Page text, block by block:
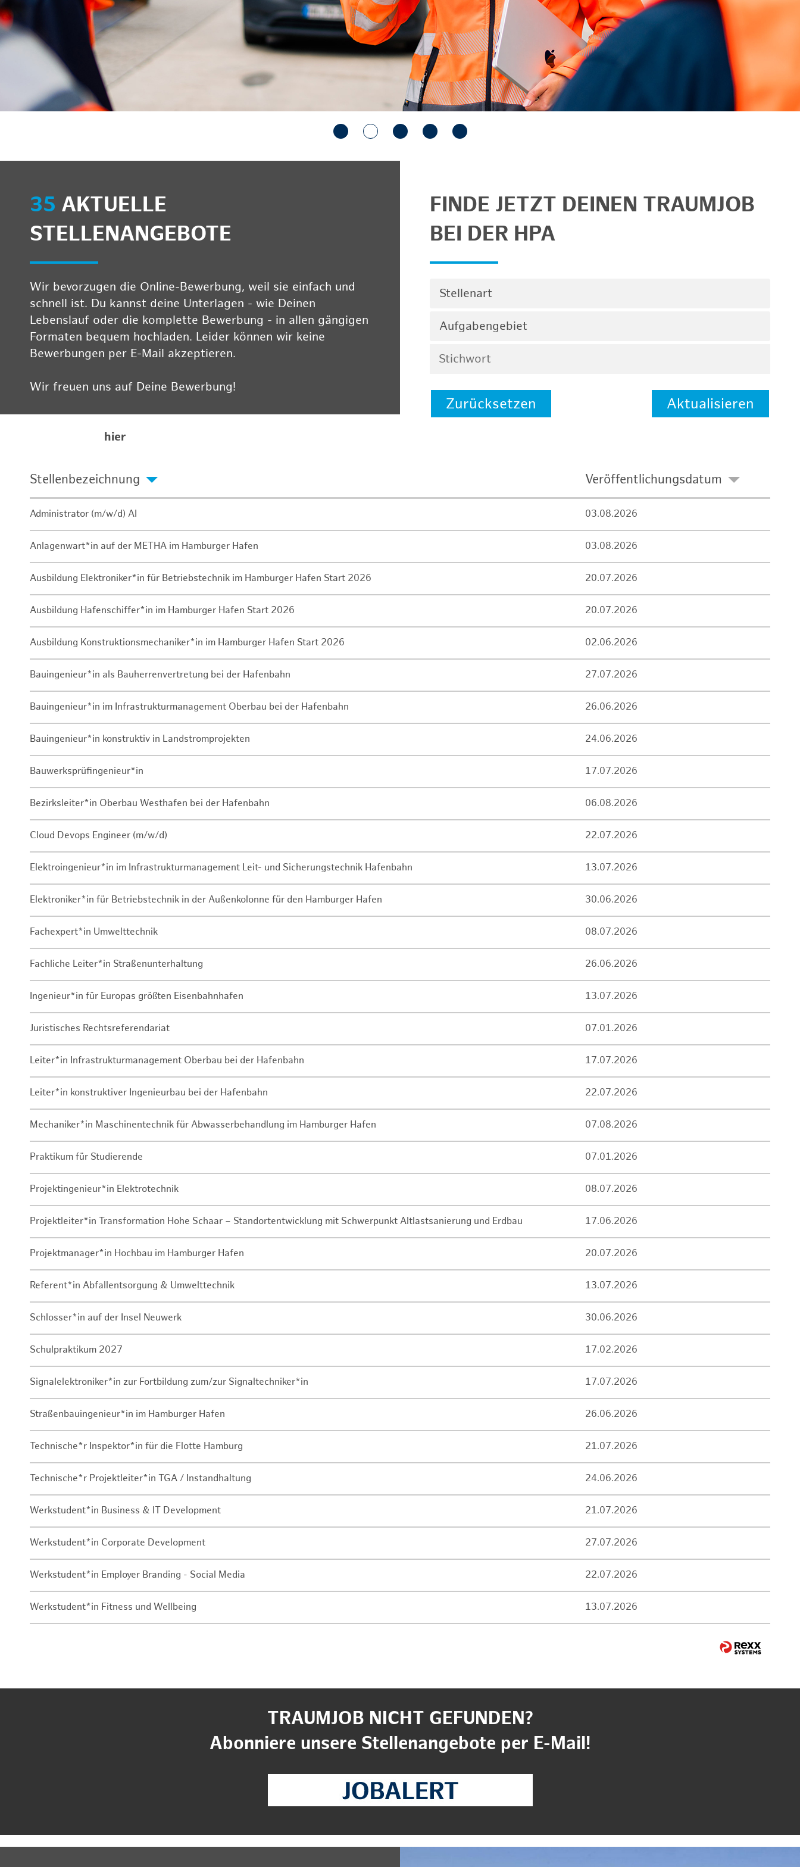
anzeigen/schließen
35 AKTUELLE
STELLENANGEBOTE
Wir bevorzugen die Online-Bewerbung, weil sie einfach und
schnell ist. Du kannst deine Unterlagen - wie Deinen
Lebenslauf oder die komplette Bewerbung - in allen gängigen
Formaten bequem hochladen. Leider können wir keine
Bewerbungen per E-Mail akzeptieren.
Wir freuen uns auf Deine Bewerbung!
hier
FINDE JETZT DEINEN TRAUMJOB
BEI DER HPA
Stellenart
Aufgabengebiet
Zurücksetzen Aktualisieren
Stellenbezeichnung Veröffentlichungsdatum
Administrator (m/w/d) AI 03.08.2026
Anlagenwart*in auf der METHA im Hamburger Hafen 03.08.2026
Ausbildung Elektroniker*in für Betriebstechnik im Hamburger Hafen Start 2026 20.07.2026
Ausbildung Hafenschiffer*in im Hamburger Hafen Start 2026 20.07.2026
Ausbildung Konstruktionsmechaniker*in im Hamburger Hafen Start 2026 02.06.2026
Bauingenieur*in als Bauherrenvertretung bei der Hafenbahn 27.07.2026
Bauingenieur*in im Infrastrukturmanagement Oberbau bei der Hafenbahn 26.06.2026
Bauingenieur*in konstruktiv in Landstromprojekten 24.06.2026
Bauwerksprüfingenieur*in 17.07.2026
Bezirksleiter*in Oberbau Westhafen bei der Hafenbahn 06.08.2026
Cloud Devops Engineer (m/w/d) 22.07.2026
Elektroingenieur*in im Infrastrukturmanagement Leit- und Sicherungstechnik Hafenbahn 13.07.2026
Elektroniker*in für Betriebstechnik in der Außenkolonne für den Hamburger Hafen 30.06.2026
Fachexpert*in Umwelttechnik 08.07.2026
Fachliche Leiter*in Straßenunterhaltung 26.06.2026
Ingenieur*in für Europas größten Eisenbahnhafen 13.07.2026
Juristisches Rechtsreferendariat 07.01.2026
Leiter*in Infrastrukturmanagement Oberbau bei der Hafenbahn 17.07.2026
Leiter*in konstruktiver Ingenieurbau bei der Hafenbahn 22.07.2026
Mechaniker*in Maschinentechnik für Abwasserbehandlung im Hamburger Hafen 07.08.2026
Praktikum für Studierende 07.01.2026
Projektingenieur*in Elektrotechnik 08.07.2026
Projektleiter*in Transformation Hohe Schaar – Standortentwicklung mit Schwerpunkt Altlastsanierung und Erdbau 17.06.2026
Projektmanager*in Hochbau im Hamburger Hafen 20.07.2026
Referent*in Abfallentsorgung & Umwelttechnik 13.07.2026
Schlosser*in auf der Insel Neuwerk 30.06.2026
Schulpraktikum 2027 17.02.2026
Signalelektroniker*in zur Fortbildung zum/zur Signaltechniker*in 17.07.2026
Straßenbauingenieur*in im Hamburger Hafen 26.06.2026
Technische*r Inspektor*in für die Flotte Hamburg 21.07.2026
Technische*r Projektleiter*in TGA / Instandhaltung 24.06.2026
Werkstudent*in Business & IT Development 21.07.2026
Werkstudent*in Corporate Development 27.07.2026
Werkstudent*in Employer Branding - Social Media 22.07.2026
Werkstudent*in Fitness und Wellbeing 13.07.2026
TRAUMJOB NICHT GEFUNDEN?
Abonniere unsere Stellenangebote per E-Mail!